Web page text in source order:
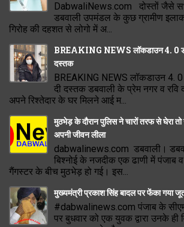
DabwaliNews.com दोस्तों जैसे
डबवाली उपमंडल के कुछ ग्रामीण
गिरोह की दहशत से लोगो में अ...
BREAKING NEWS लॉकडाउन 4. 0
दस्तक
BREAKING NEWS लॉकडाउन 4. 0
दी दस्तक डबवाली के प्रेम नगर व
अपने रिश्तेदार के घर मिलने आई म...
मुठभेड़ के दौरान पुलिस ने चारों तरफ से घेरा
अपनी जीवन लीला
dabwalinews.com डबवाली।
बिश्नोई के नजदीक एक ढाणी में पंजाब
गैंगस्टर के बीच मुठभेड़ हो गई। इस...
मुख्यमंत्री प्रकाश सिंह बादल पर फेंका गया
#dabwalinews.com पंजाब के
पर बुधवार को एक युवक द्वारा उनके ही